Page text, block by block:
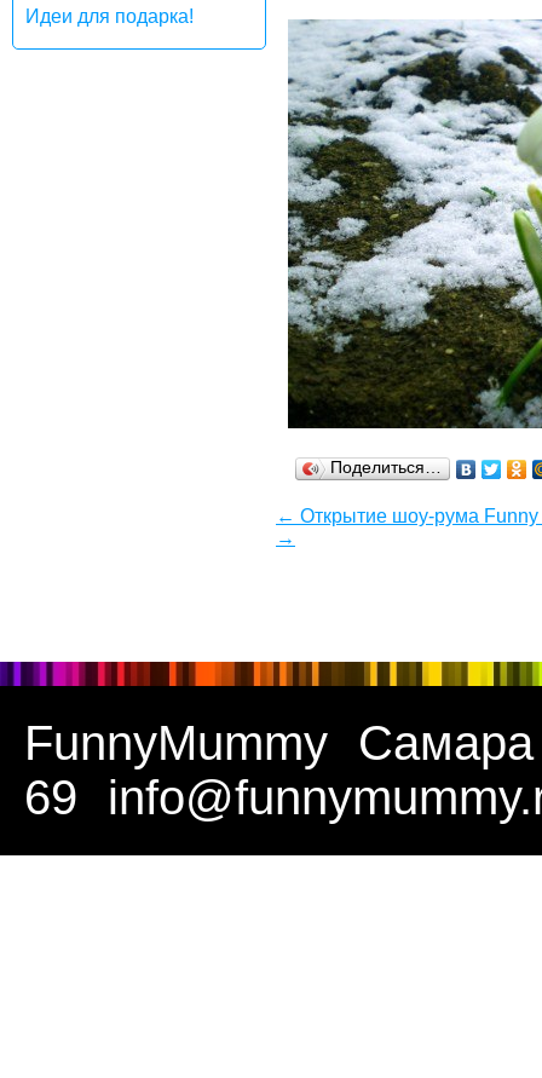
Идеи для подарка!
Поделиться…
← Открытие шоу-рума Funny
→
FunnyMummy
Самара
69